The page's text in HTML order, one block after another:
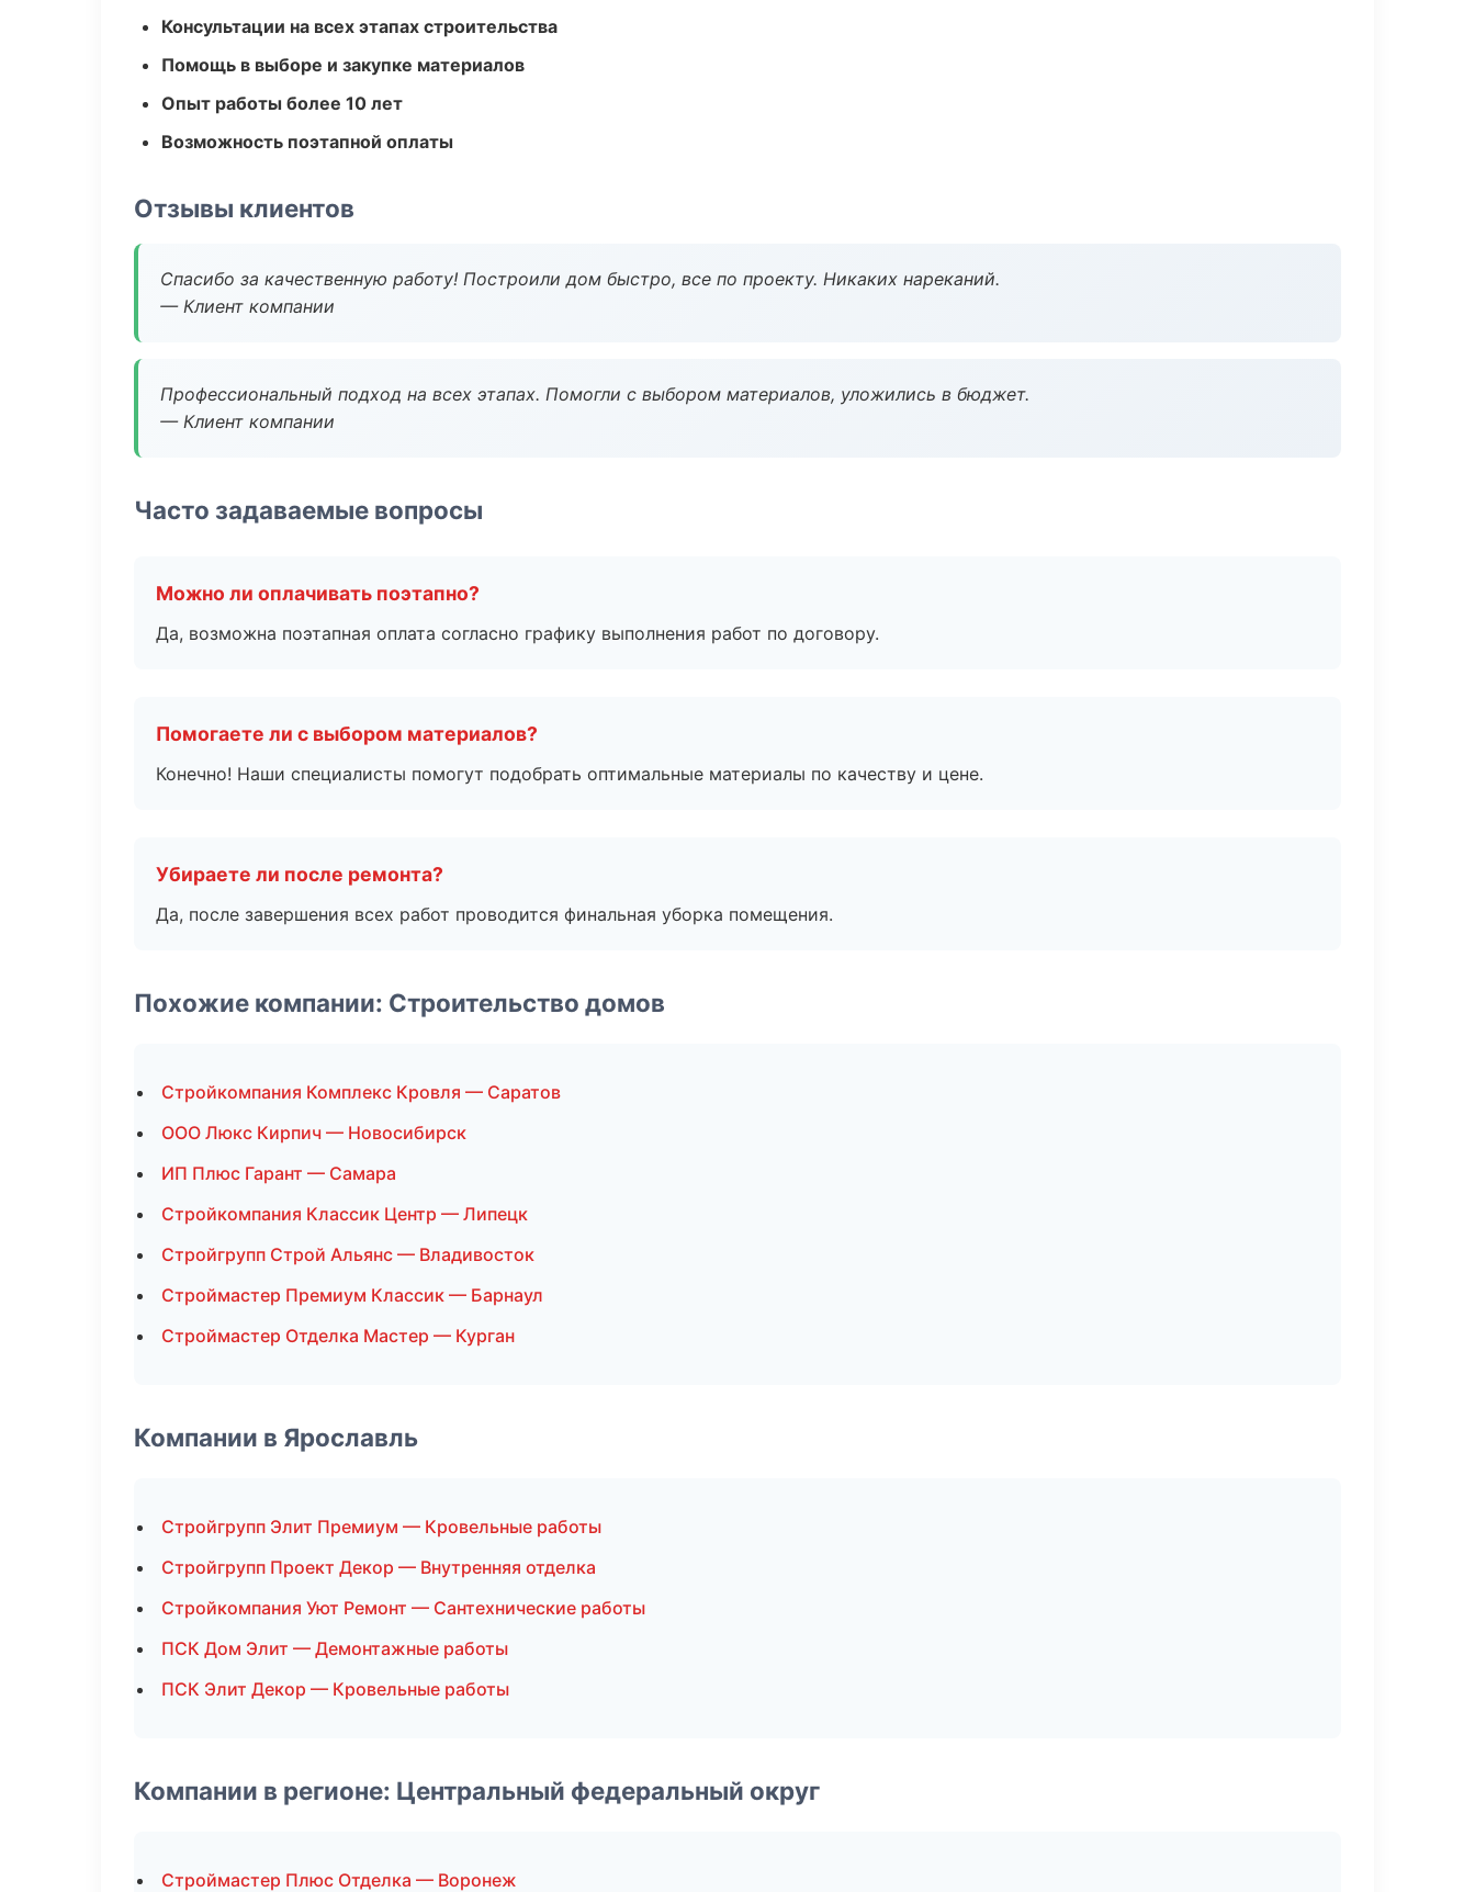
Консультации на всех этапах строительства
Помощь в выборе и закупке материалов
Опыт работы более 10 лет
Возможность поэтапной оплаты
Отзывы клиентов
Спасибо за качественную работу! Построили дом быстро, все по проекту. Никаких нареканий.
— Клиент компании
Профессиональный подход на всех этапах. Помогли с выбором материалов, уложились в бюджет.
— Клиент компании
Часто задаваемые вопросы
Можно ли оплачивать поэтапно?
Да, возможна поэтапная оплата согласно графику выполнения работ по договору.
Помогаете ли с выбором материалов?
Конечно! Наши специалисты помогут подобрать оптимальные материалы по качеству и цене.
Убираете ли после ремонта?
Да, после завершения всех работ проводится финальная уборка помещения.
Похожие компании: Строительство домов
Стройкомпания Комплекс Кровля — Саратов
ООО Люкс Кирпич — Новосибирск
ИП Плюс Гарант — Самара
Стройкомпания Классик Центр — Липецк
Стройгрупп Строй Альянс — Владивосток
Строймастер Премиум Классик — Барнаул
Строймастер Отделка Мастер — Курган
Компании в Ярославль
Стройгрупп Элит Премиум — Кровельные работы
Стройгрупп Проект Декор — Внутренняя отделка
Стройкомпания Уют Ремонт — Сантехнические работы
ПСК Дом Элит — Демонтажные работы
ПСК Элит Декор — Кровельные работы
Компании в регионе: Центральный федеральный округ
Строймастер Плюс Отделка — Воронеж